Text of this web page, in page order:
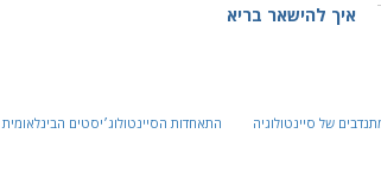
איך להישאר בריא
של סיינטולוגיה
התאחדות הסיינטולוג׳יסטים הבינלאומית